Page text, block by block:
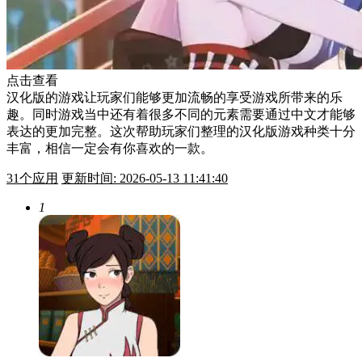
点击查看
汉化版的游戏让玩家们能够更加流畅的享受游戏所带来的乐
趣。同时游戏当中还有着很多不同的元素需要通过中文才能够
表达的更加完整。这次帮助玩家们整理的汉化版游戏种类十分
丰富，相信一定会有你喜欢的一款。
31个应用 更新时间: 2026-05-13 11:41:40
1